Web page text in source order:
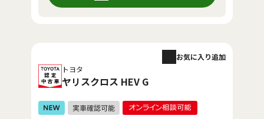
トヨタ
ヤリスクロス HEV G
お気に入り追加